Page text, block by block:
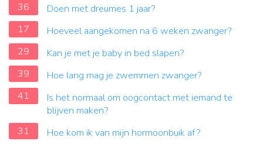
36
Doen met dreumes 1 jaar?
17
Hoeveel aangekomen na 6 weken zwanger?
29
Kan je met je baby in bed slapen?
39
Hoe lang mag je zwemmen zwanger?
41
Is het normaal om oogcontact met iemand te
blijven maken?
31
Hoe kom ik van mijn hormoonbuik af?